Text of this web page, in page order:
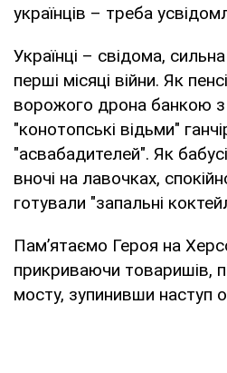
українців – треба
Українці – свідома,
перші місяці війни. Як
ворожого дрона банкою з
"конотопські відьми"
"асвабадителей". Як
вночі на лавочках,
готували "запальні
Пам’ятаємо Героя на
прикриваючи товаришів,
мосту, зупинивши наступ